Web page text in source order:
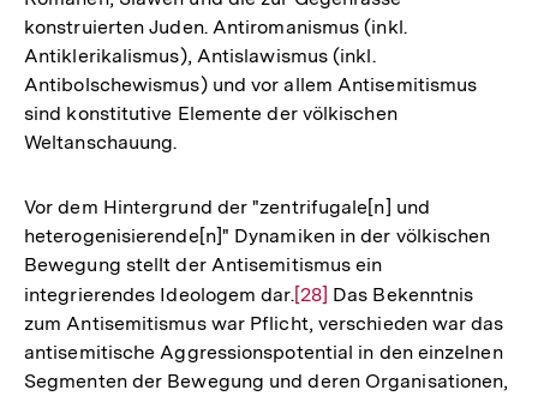
konstruierten Juden. Antiromanismus (inkl.
Antiklerikalismus), Antislawismus (inkl.
Antibolschewismus) und vor allem Antisemitismus
sind konstitutive Elemente der völkischen
Weltanschauung.
Vor dem Hintergrund der "zentrifugale[n] und
heterogenisierende[n]" Dynamiken in der völkischen
Bewegung stellt der Antisemitismus ein
integrierendes Ideologem dar.Zur
Auflösung
der
Fußnote
[28] Das Bekenntnis
zum Antisemitismus war Pflicht, verschieden war das
antisemitische Aggressionspotential in den einzelnen
Segmenten der Bewegung und deren Organisationen,